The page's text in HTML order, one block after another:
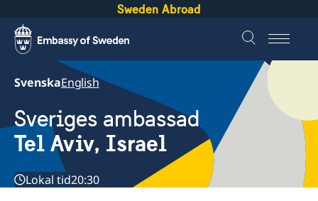
Sweden Abroad
SvenskaEnglish
Sveriges ambassad
Tel Aviv, Israel
Lokal tid20:30